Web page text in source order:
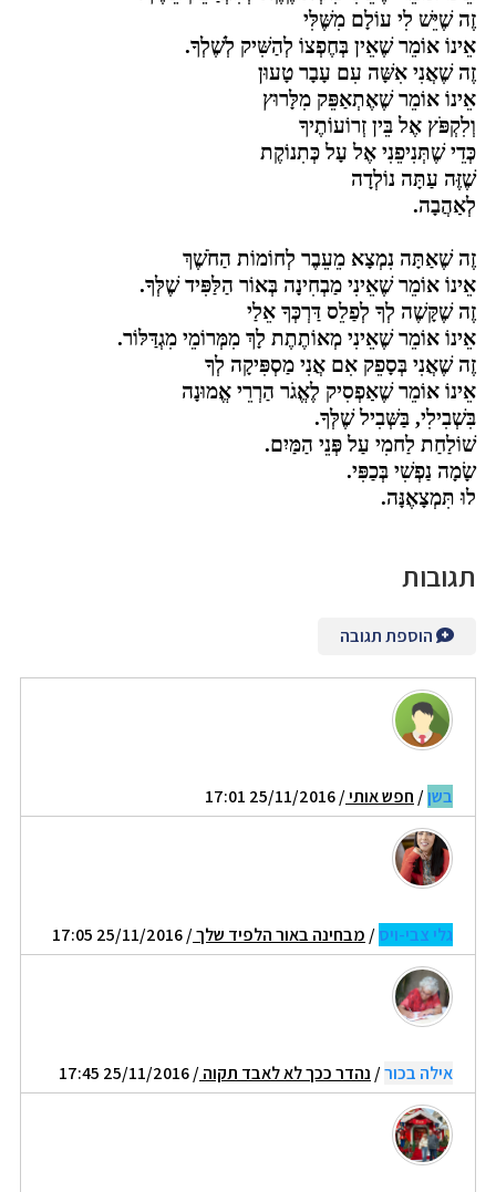
זֶה שֶׁיֵּשׁ לִי עוֹלָם מִשֶּׁלִּי
אֵינוֹ אוֹמֵר שֶׁאֵין בְּחֶפְצוֹ לְהַשִּׁיק לְשֶׁלְךָ.
זֶה שֶׁאֲנִי אִשָּׁה עִם עָבָר טָעוּן
אֵינוֹ אוֹמֵר שֶׁאֶתְאַפֵּק מִלָּרוּץ
וְלִקְפֹּץ אֶל בֵּין זְרוֹעוֹתֶיךָ
כְּדֵי שֶׁתְּנִיפֵנִי אֶל עָל כְּתִנוֹקֶת
שֶׁזֶּה עַתָּה נוֹלְדָה
לְאַהֲבָה.
זֶה שֶׁאַתָּה נִמְצָא מֵעֵבֶר לְחוֹמוֹת הַחֹשֶׁךְ
אֵינוֹ אוֹמֵר שֶׁאֵינִי מַבְחִינָה בְּאוֹר הַלַּפִּיד שֶׁלְּךָ.
זֶה שֶׁקָּשֶׁה לְךָ לְפַלֵס דַּרְכְּךָ אֵלַי
אֵינוֹ אוֹמֵר שֶׁאֵינִי מְאוֹתֶתֶת לָךְ מִמְּרוֹמֵי מִגְדַּלּוֹר.
זֶה שֶׁאֲנִי בְּסָפֵק אִם אֲנִי מַסְפִּיקָה לְךָ
אֵינוֹ אוֹמֵר שֶׁאַפְסִיק לֶאֱגֹר הַרְרֵי אֱמוּנָה
בִּשְׁבִילִי, בַּשְּׁבִיל שֶׁלְּךָ.
שׁוֹלַחַת לַחמִי עַל פְּנֵי הַמַּיִם.
שָׂמָה נַפְשִׁי בְּכַפִּי.
לוּ תִּמְצָאֶנָּה.
תגובות
הוספת תגובה
בשן/ חפש אותי/ 25/11/2016 17:01
גלי צבי-ויס/ מבחינה באור הלפיד שלך/ 25/11/2016 17:05
אילה בכור/ נהדר ככך לא לאבד תקוה/ 25/11/2016 17:45